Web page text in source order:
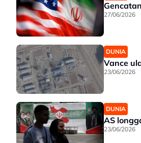
27/06/2026
DUNIA
Vance
23/06/2026
DUNIA
AS
23/06/2026